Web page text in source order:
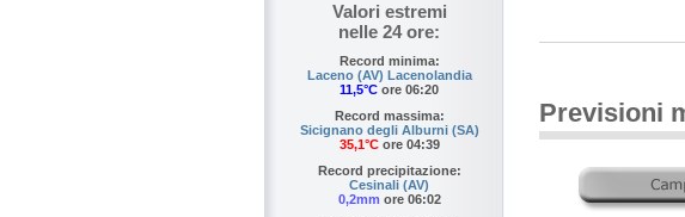
Valori estremi
nelle 24 ore:
Record minima:
Laceno (AV) Lacenolandia
11,5°C ore 06:20
Record massima:
Sicignano degli Alburni (SA)
35,1°Core 04:39
Record precipitazione:
Cesinali (AV)
0,2mm ore 06:02
Previsioni